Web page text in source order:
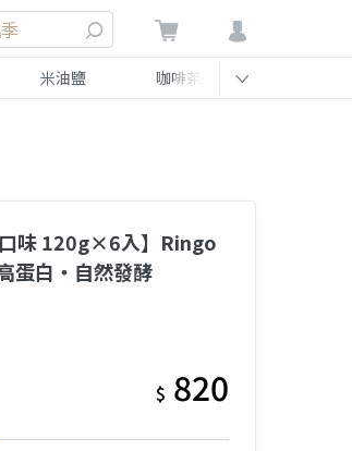
米油鹽 咖啡茶
口味 120g×6入】Ringo
蛋白・自然發酵
$ 820